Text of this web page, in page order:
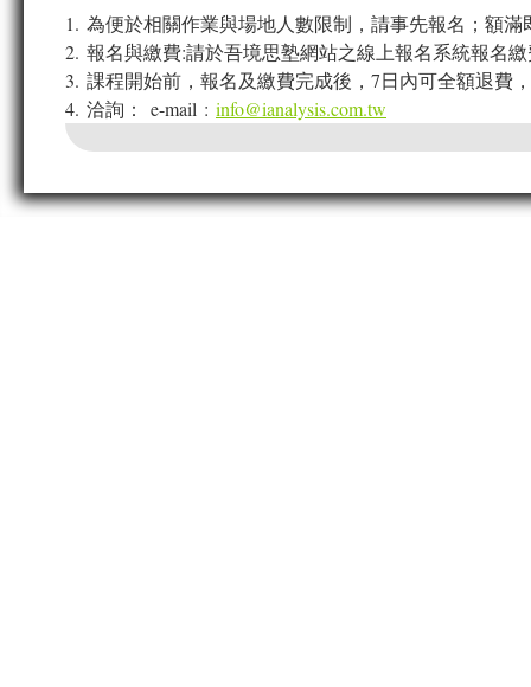
1. 為便於相關作業與場地人數限制，請事先報名；額滿
2. 報名與繳費:請於吾境思塾網站之線上報名系統報名
3. 課程開始前，報名及繳費完成後，7日內可全額退費
4. 洽詢：
e-mail : info@ianalysis.com.tw